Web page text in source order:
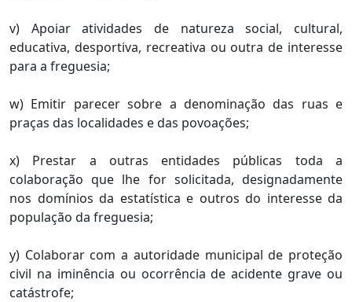
v) Apoiar atividades de natureza social, cultural,
educativa, desportiva, recreativa ou outra de interesse
para a freguesia;
w) Emitir parecer sobre a denominação das ruas e
praças das localidades e das povoações;
x) Prestar a outras entidades públicas toda a
colaboração que lhe for solicitada, designadamente
nos domínios da estatística e outros do interesse da
população da freguesia;
y) Colaborar com a autoridade municipal de proteção
civil na iminência ou ocorrência de acidente grave ou
catástrofe;